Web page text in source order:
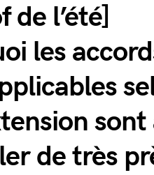
de l’été]
les
sont
de très